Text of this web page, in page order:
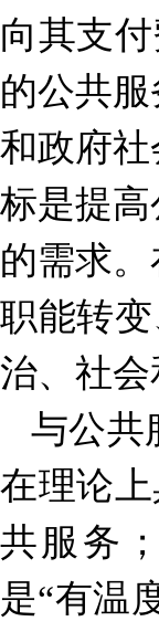
向其支
的公共
和政府
标是提
的需求
职能转
治、社会
与公共
在理论
共服务
是“有温